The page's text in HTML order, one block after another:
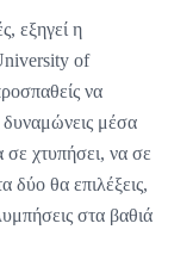
εξηγεί η
of
να
δυναμώνεις μέσα
σε χτυπήσει, να σε
δύο θα επιλέξεις,
στα βαθιά